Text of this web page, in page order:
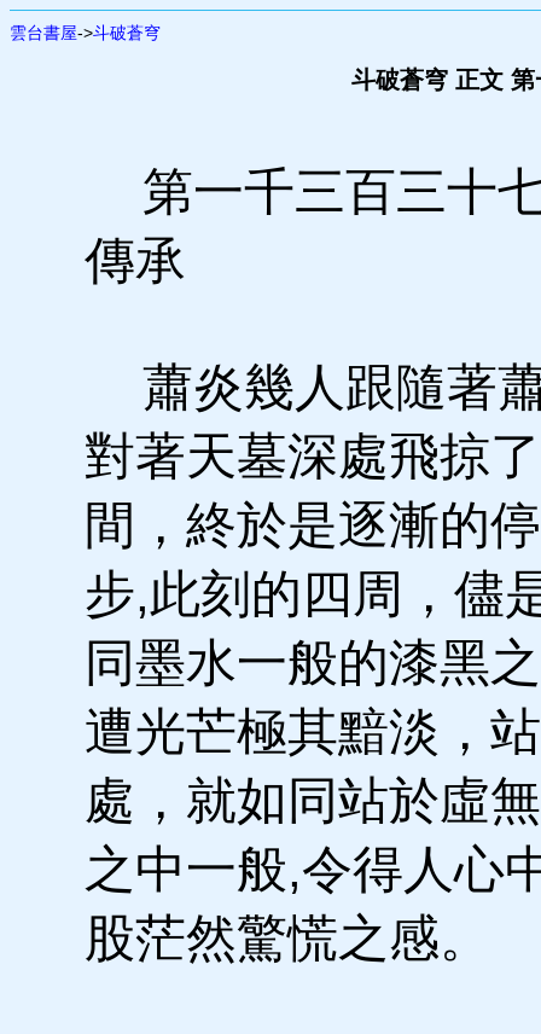
雲台書屋->斗破蒼穹
斗破蒼穹 正文
第一千三百三十
傳承
蕭炎幾人跟隨著
對著天墓深處飛掠
間，終於是逐漸的
步,此刻的四周，儘
同墨水一般的漆黑
遭光芒極其黯淡，
處，就如同站於虛
之中一般,令得人心
股茫然驚慌之感。